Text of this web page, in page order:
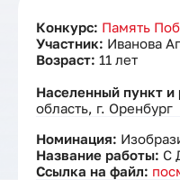
Конкурс: Память
Участник: Иванова
Возраст: 11 лет
Населенный пункт и
область, г. Оренбург
Номинация:
Название работы: С
Ссылка на файл: